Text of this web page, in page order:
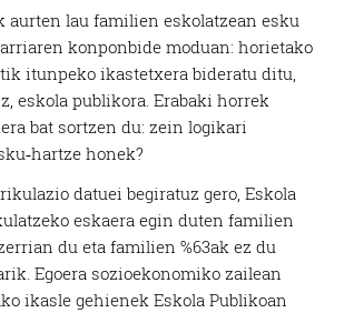
aurten lau familien eskolatzean esku
konponbide moduan: horietako
itunpeko ikastetxera bideratu ditu,
eskola publikora. Erabaki horrek
bat sortzen du: zein logikari
honek?
datuei begiratuz gero, Eskola
eskaera egin duten familien
du eta familien %63ak ez du
Egoera sozioekonomiko zailean
ikasle gehienek Eskola Publikoan